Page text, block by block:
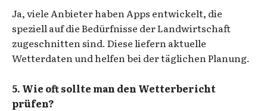
Ja, viele Anbieter haben Apps entwickelt, die
speziell auf die Bedürfnisse der Landwirtschaft
zugeschnitten sind. Diese liefern aktuelle
Wetterdaten und helfen bei der täglichen Planung.
5. Wie oft sollte man den Wetterbericht
prüfen?